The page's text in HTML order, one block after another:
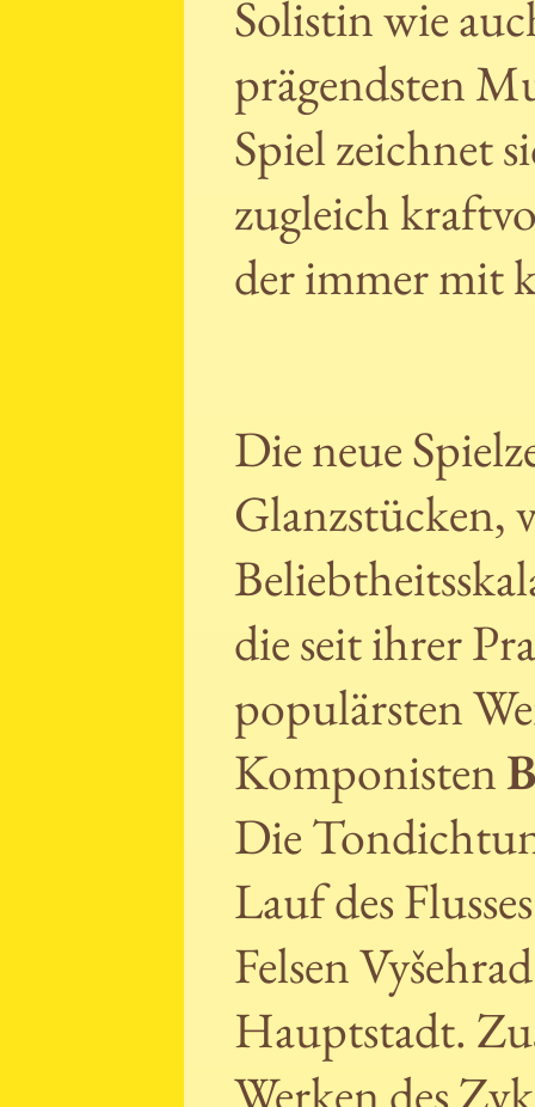
Solistin wie
prägendsten
Spiel zeichnet
zugleich
der immer mit
Die neue
Glanzstücken,
die seit ihrer
populärsten
Komponisten
Die
Lauf des
Felsen
Hauptstadt.
Werken des